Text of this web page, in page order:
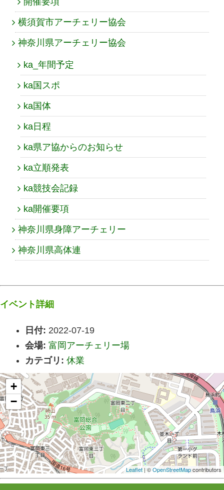
横須賀市アーチェリー協会
神奈川県アーチェリー協会
ka_年間予定
ka国スポ
ka国体
ka日程
ka県ア協からのお知らせ
ka立順発表
ka競技会記録
ka開催要項
神奈川県身障アーチェリー
神奈川県高体連
イベント詳細
日付: 2022-07-19
会場: 富岡アーチェリー場
カテゴリ: 休業
+
−
Leaflet | ©OpenStreetMapcontributors